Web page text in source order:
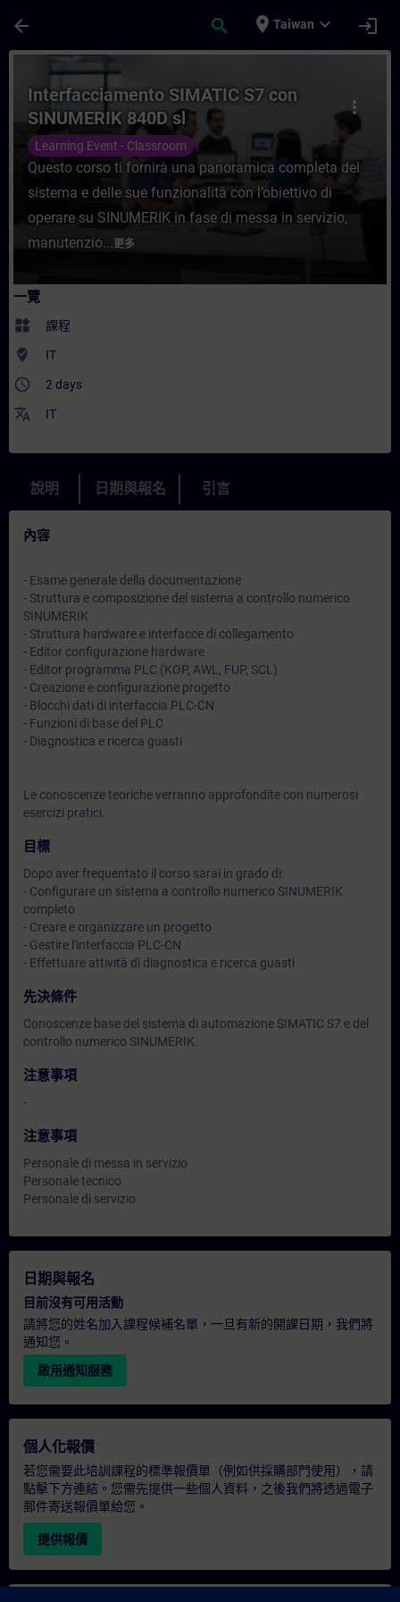
arrow_back search place Taiwan expand_more login
課程 - Interfacciamento SIMATIC S7 con
more_vert
Interfacciamento SIMATIC S7 con
SINUMERIK 840D sl
Learning Event - Classroom
Questo corso ti fornirà una panoramica completa del
sistema e delle sue funzionalità con l’obiettivo di
operare su SINUMERIK in fase di messa in servizio,
manutenzio...更多
一覽
widgets 課程
where_to_vote IT
access_time 2 days
translate IT
說明 日期與報名 引言
內容
- Esame generale della documentazione
- Struttura e composizione del sistema a controllo numerico
SINUMERIK
- Struttura hardware e interfacce di collegamento
- Editor configurazione hardware
- Editor programma PLC (KOP, AWL, FUP, SCL)
- Creazione e configurazione progetto
- Blocchi dati di interfaccia PLC-CN
- Funzioni di base del PLC
- Diagnostica e ricerca guasti
Le conoscenze teoriche verranno approfondite con numerosi
esercizi pratici.
目標
Dopo aver frequentato il corso sarai in grado di:
- Configurare un sistema a controllo numerico SINUMERIK
completo
- Creare e organizzare un progetto
- Gestire l'interfaccia PLC-CN
- Effettuare attività di diagnostica e ricerca guasti
先決條件
Conoscenze base del sistema di automazione SIMATIC S7 e del
controllo numerico SINUMERIK.
注意事項
-
注意事項
Personale di messa in servizio
Personale tecnico
Personale di servizio
日期與報名
目前沒有可用活動
請將您的姓名加入課程候補名單，一旦有新的開課日期，我們將
通知您。
啟用通知服務
個人化報價
若您需要此培訓課程的標準報價單（例如供採購部門使用），請
點擊下方連結。您需先提供一些個人資料，之後我們將透過電子
郵件寄送報價單給您。
提供報價